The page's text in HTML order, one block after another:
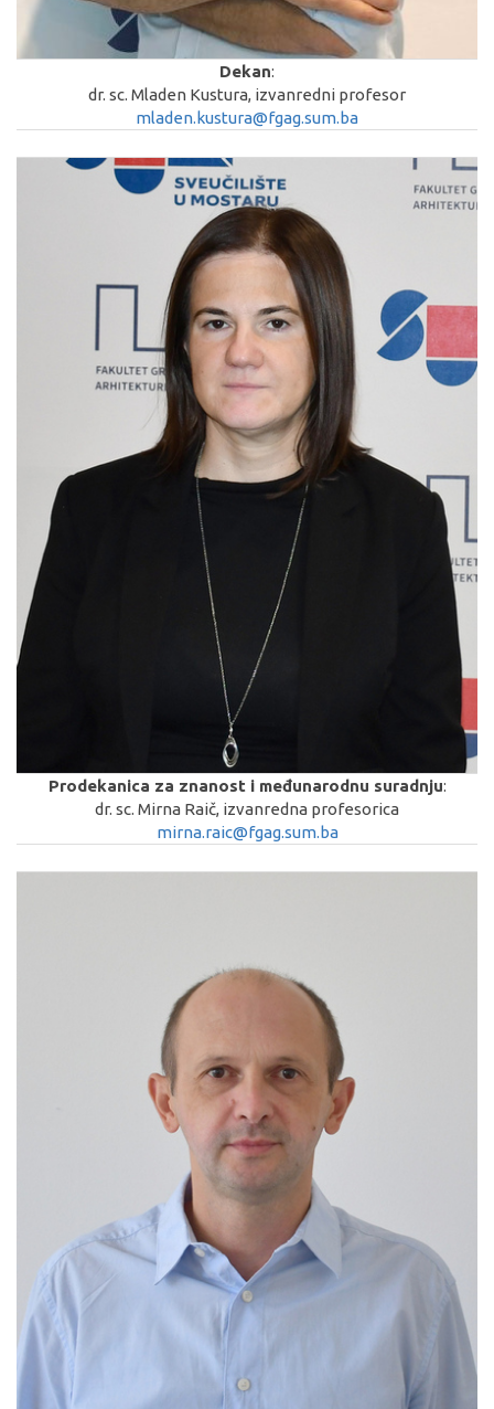
Dekan:
dr. sc. Mladen Kustura, izvanredni profesor
mladen.kustura@fgag.sum.ba
Prodekanica za znanost i međunarodnu suradnju:
dr. sc. Mirna Raič, izvanredna profesorica
mirna.raic@fgag.sum.ba